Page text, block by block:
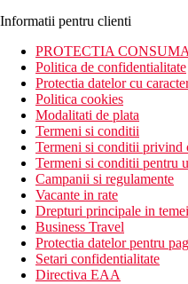
Informatii pentru clienti
PROTECTIA
Politica de confidentialitate
Protectia datelor cu
Politica cookies
Modalitati de plata
Termeni si conditii
Termeni si conditii privind
Termeni si conditii pentru
Campanii si regulamente
Vacante in rate
Drepturi principale in
Business Travel
Protectia datelor pentru
Setari confidentialitate
Directiva EAA